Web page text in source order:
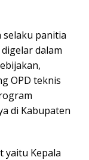
selaku panitia
dalam
OPD teknis
di Kabupaten
yaitu Kepala